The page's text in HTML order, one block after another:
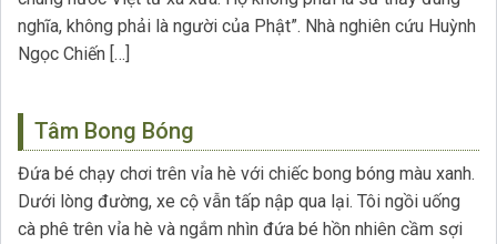
nghĩa, không phải là người của Phật”. Nhà nghiên cứu Huỳnh
Ngọc Chiến […]
Tâm Bong Bóng
Đứa bé chạy chơi trên vỉa hè với chiếc bong bóng màu xanh.
Dưới lòng đường, xe cộ vẫn tấp nập qua lại. Tôi ngồi uống
cà phê trên vỉa hè và ngắm nhìn đứa bé hồn nhiên cầm sợi